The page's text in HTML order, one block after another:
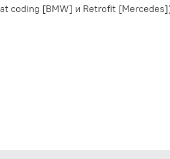
coding [BMW] и Retrofit